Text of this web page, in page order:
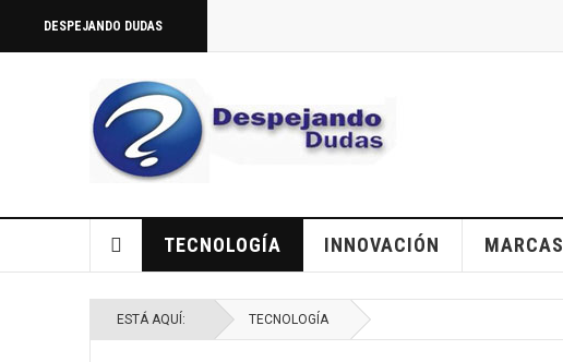
DESPEJANDO DUDAS
TECNOLOGÍA INNOVACIÓN MARCAS
ESTÁ AQUÍ: TECNOLOGÍA